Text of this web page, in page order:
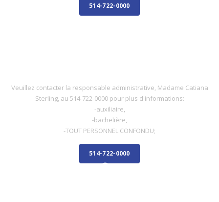
514-722-0000
Veuillez contacter la responsable administrative, Madame Catiana
Sterling, au 514-722-0000 pour plus d'informations:
-auxiliaire,
-bachelière,
-TOUT PERSONNEL CONFONDU;
514-722-0000